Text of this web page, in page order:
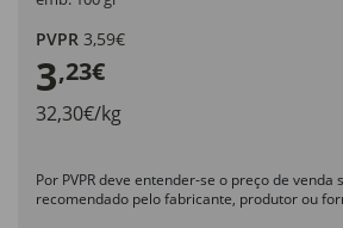
PVPR 3,59€
3,23€
32,30€/kg
Por PVPR deve entender-se o preço de venda
recomendado pelo fabricante, produtor ou